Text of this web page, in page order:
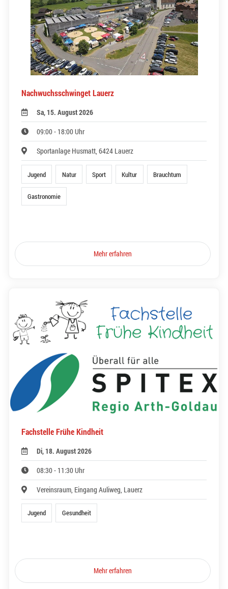
Nachwuchsschwinget Lauerz
Sa, 15. August 2026
09:00 - 18:00 Uhr
Sportanlage Husmatt, 6424 Lauerz
Jugend Natur Sport Kultur Brauchtum
Gastronomie
Mehr erfahren
Fachstelle Frühe Kindheit
Di, 18. August 2026
08:30 - 11:30 Uhr
Vereinsraum, Eingang Auliweg, Lauerz
Jugend Gesundheit
Mehr erfahren